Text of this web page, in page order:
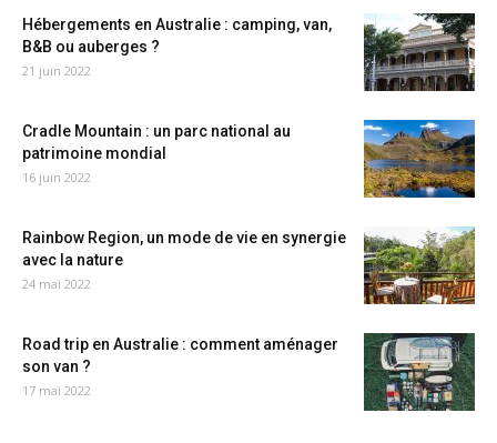
Hébergements en Australie : camping, van,
B&B ou auberges ?
21 juin 2022
Cradle Mountain : un parc national au
patrimoine mondial
16 juin 2022
Rainbow Region, un mode de vie en synergie
avec la nature
24 mai 2022
Road trip en Australie : comment aménager
son van ?
17 mai 2022